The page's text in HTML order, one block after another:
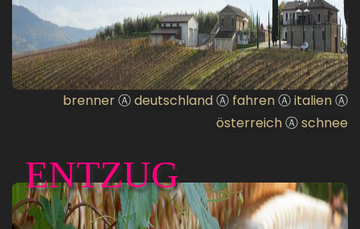
brennerⒶdeutschlandⒶ fahrenⒶitalienⒶ
österreichⒶschnee
ENTZUG